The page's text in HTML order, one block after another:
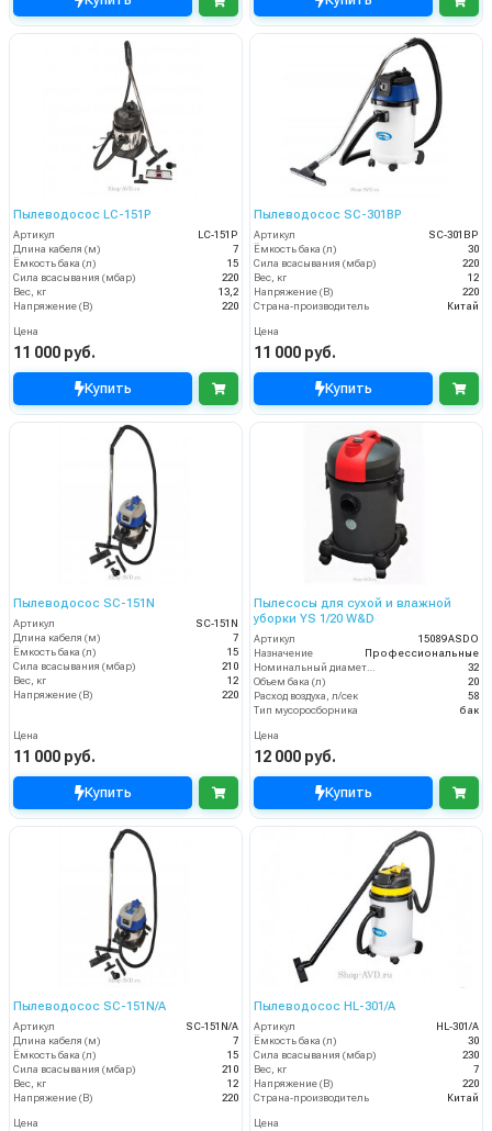
Пылеводосос LC-151P
Артикул
LC-151P
Длина кабеля (м)
7
Ёмкость бака (л)
15
Сила всасывания (мбар)
220
Вес, кг
13,2
Напряжение (В)
220
Цена
11 000 руб.
Купить
Пылеводосос SC-301ВР
Артикул
SC-301ВР
Ёмкость бака (л)
30
Сила всасывания (мбар)
220
Вес, кг
12
Напряжение (В)
220
Страна-производитель
Китай
Цена
11 000 руб.
Купить
Пылеводосос SC-151N
Артикул
SC-151N
Длина кабеля (м)
7
Ёмкость бака (л)
15
Сила всасывания (мбар)
210
Вес, кг
12
Напряжение (В)
220
Цена
11 000 руб.
Купить
Пылесосы для сухой и влажной
уборки YS 1/20 W&D
Артикул
15089 ASDO
Назначение
Профессиональные
32
Объем бака (л)
20
Расход воздуха, л/сек
58
Тип мусоросборника
бак
Цена
12 000 руб.
Купить
Пылеводосос SC-151N/А
Артикул
SC-151N/А
Длина кабеля (м)
7
Ёмкость бака (л)
15
Сила всасывания (мбар)
210
Вес, кг
12
Напряжение (В)
220
Цена
Пылеводосос HL-301/A
Артикул
HL-301/A
Ёмкость бака (л)
30
Сила всасывания (мбар)
230
Вес, кг
7
Напряжение (В)
220
Страна-производитель
Китай
Цена